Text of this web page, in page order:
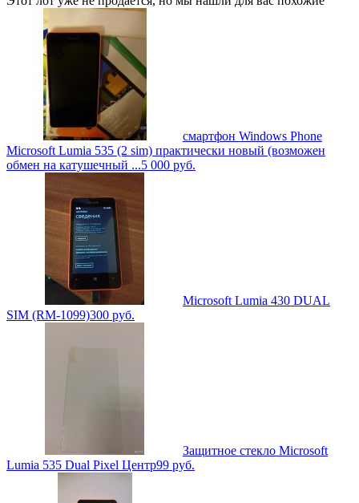
смартфон Windows Phone
Microsoft Lumia 535 (2 sim) практически новый (возможен
обмен на катушечный ...5 000 руб.
Microsoft Lumia 430 DUAL
SIM (RM-1099)300 руб.
Защитное стекло Microsoft
Lumia 535 Dual Pixel Центр99 руб.